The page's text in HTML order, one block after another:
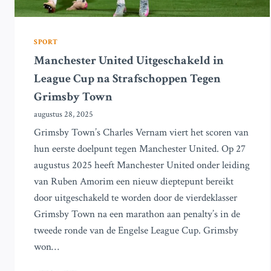
SPORT
Manchester United Uitgeschakeld in
League Cup na Strafschoppen Tegen
Grimsby Town
augustus 28, 2025
Grimsby Town’s Charles Vernam viert het scoren van
hun eerste doelpunt tegen Manchester United. Op 27
augustus 2025 heeft Manchester United onder leiding
van Ruben Amorim een nieuw dieptepunt bereikt
door uitgeschakeld te worden door de vierdeklasser
Grimsby Town na een marathon aan penalty’s in de
tweede ronde van de Engelse League Cup. Grimsby
won…